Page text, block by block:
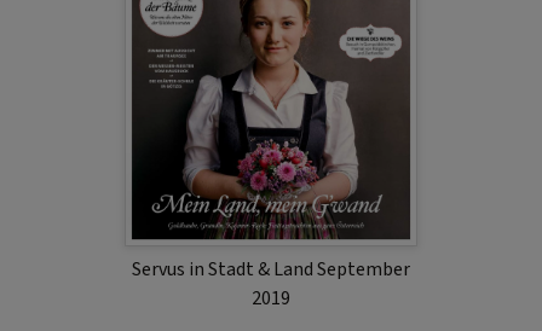
Servus in Stadt & Land September
2019